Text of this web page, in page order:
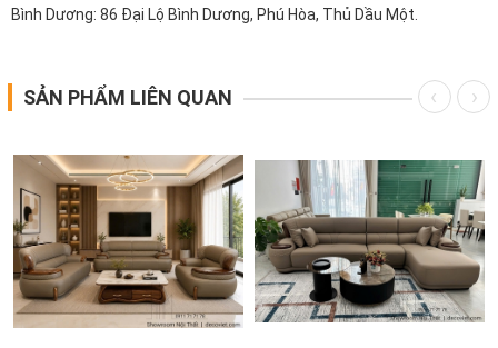
Bình Dương: 86 Đại Lộ Bình Dương, Phú Hòa, Thủ Dầu Một.
SẢN PHẨM LIÊN QUAN